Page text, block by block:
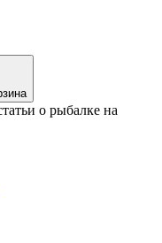
о рыбалке на